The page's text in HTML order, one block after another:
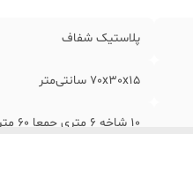
پلاستیک شفاف
70x30x15 سانتی‌متر
10 شاخه 6 متری جمعا 60 متر